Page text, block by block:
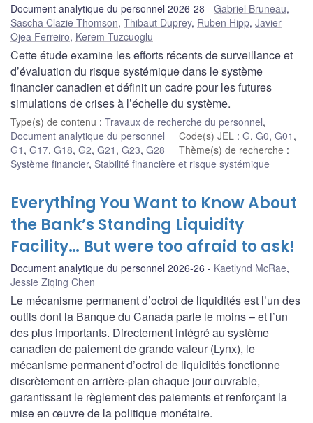
Document analytique du personnel 2026-28 Gabriel Bruneau,
Sascha Clazie-Thomson, Thibaut Duprey, Ruben Hipp, Javier
Ojea Ferreiro, Kerem Tuzcuoglu
Cette étude examine les efforts récents de surveillance et
d’évaluation du risque systémique dans le système
financier canadien et définit un cadre pour les futures
simulations de crises à l’échelle du système.
Type(s) de contenu : Travaux de recherche du personnel,
Document analytique du personnel
Code(s) JEL :G,G0,G01 ,
G1 , G17, G18, G2, G21 , G23, G28 Thème(s) de recherche :
Système financier, Stabilité financière et risque systémique
Everything You Want to Know About
the Bank’s Standing Liquidity
Facility… But were too afraid to ask!
Document analytique du personnel 2026-26 Kaetlynd McRae,
Jessie Ziqing Chen
Le mécanisme permanent d’octroi de liquidités est l’un des
outils dont la Banque du Canada parle le moins – et l’un
des plus importants. Directement intégré au système
canadien de paiement de grande valeur (Lynx), le
mécanisme permanent d’octroi de liquidités fonctionne
discrètement en arrière-plan chaque jour ouvrable,
garantissant le règlement des paiements et renforçant la
mise en œuvre de la politique monétaire.